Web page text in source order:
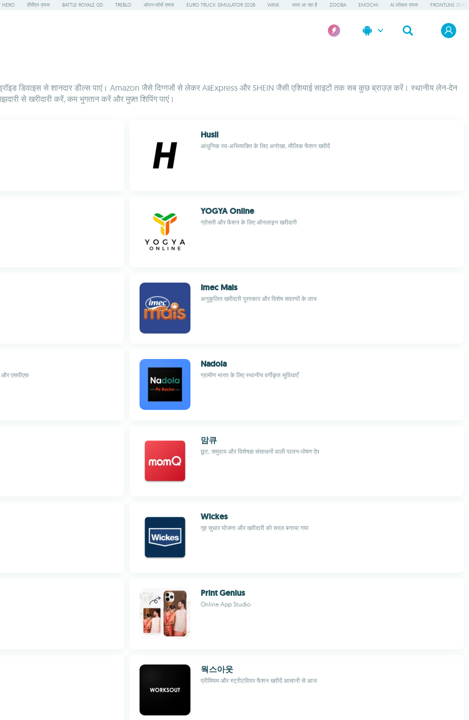
HERO वीपीएन एप्पस BATTLE ROYALE GD TREBLO ओपन-सोर्स एप्पस EURO TRUCK SIMULATOR 2026 WINK जल्द आ रहा है ZOOBA EMOCHI AI लोकल एप्पस FRONTLINE 2042
डिवाइस से शानदार डील्स पाएं। Amazon जैसे दिग्गजों से लेकर AliExpress और SHEIN जैसी एशियाई साइटों तक सब कुछ ब्राउज़ करें। स्थानीय लेन-देन
से खरीदारी करें, कम भुगतान करें और मुफ़्त शिपिंग पाएं।
Husll
आधुनिक स्व-अभिव्यक्ति के लिए अनोखा, मौलिक फैशन खरीदें
YOGYA Online
ग्रोसरी और फैशन के लिए ऑनलाइन खरीदारी
Imec Mais
अनुकूलित खरीदारी पुरस्कार और विशेष सदस्यों के लाभ
और एसपीएफ
Nadola
ग्रामीण भारत के लिए स्थानीय वर्गीकृत सुविधाएँ
맘큐
छूट, समुदाय और विशेषज्ञ संसाधनों वाली पालन-पोषण ऐप
Wickes
गृह सुधार योजना और खरीदारी को सरल बनाया गया
Print Genius
Online App Studio
웍스아웃
प्रीमियम और स्ट्रीटवियर फैशन खरीदें आसानी से आज